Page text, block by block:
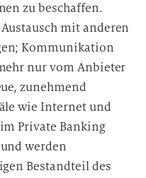
zu beschaffen.
mit anderen
Kommunikation
nur vom Anbieter
zunehmend
wie Internet und
Private Banking
werden
Bestandteil des